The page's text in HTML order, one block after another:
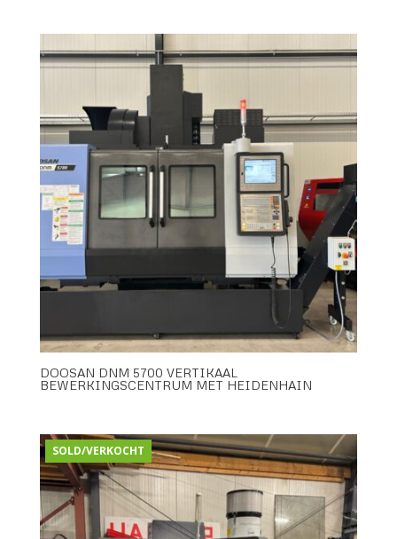
DOOSAN DNM 5700 VERTIKAAL
BEWERKINGSCENTRUM MET HEIDENHAIN
SOLD/VERKOCHT